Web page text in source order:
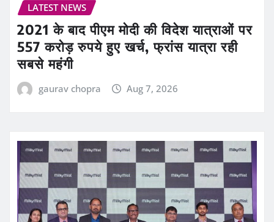
LATEST NEWS
2021 के बाद पीएम मोदी की विदेश यात्राओं पर
557 करोड़ रुपये हुए खर्च, फ्रांस यात्रा रही
सबसे महंगी
gaurav chopra Aug 7, 2026